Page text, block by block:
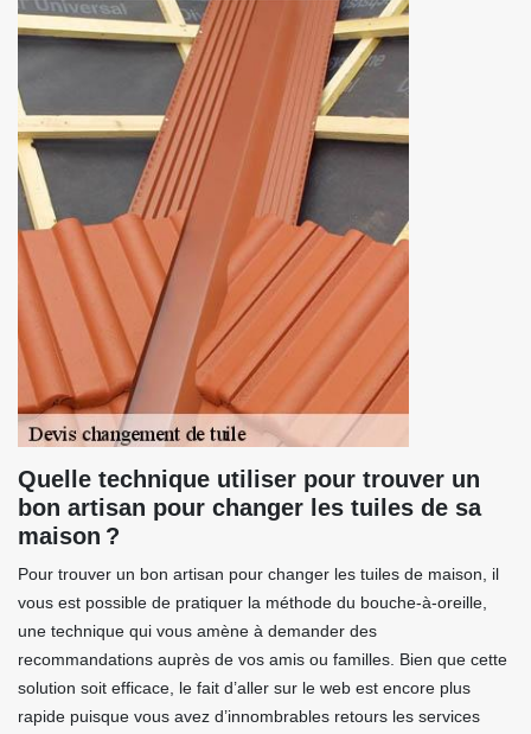
Quelle technique utiliser pour trouver un
bon artisan pour changer les tuiles de sa
maison ?
Pour trouver un bon artisan pour changer les tuiles de maison, il
vous est possible de pratiquer la méthode du bouche-à-oreille,
une technique qui vous amène à demander des
recommandations auprès de vos amis ou familles. Bien que cette
solution soit efficace, le fait d’aller sur le web est encore plus
rapide puisque vous avez d’innombrables retours les services